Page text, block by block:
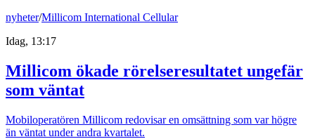
nyheter/Millicom International Cellular
Idag, 13:17
Millicom ökade rörelseresultatet ungefär
som väntat
Mobiloperatören Millicom redovisar en omsättning som var högre
än väntat under andra kvartalet.